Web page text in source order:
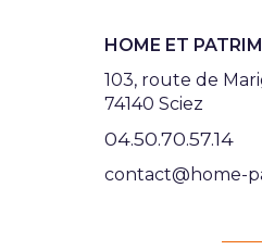
HOME ET
103, route de
74140 Sciez
04.50.70.57.14
contact@home-